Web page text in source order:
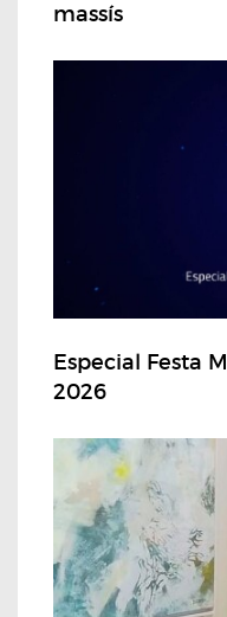
massís
Especial Festa
2026